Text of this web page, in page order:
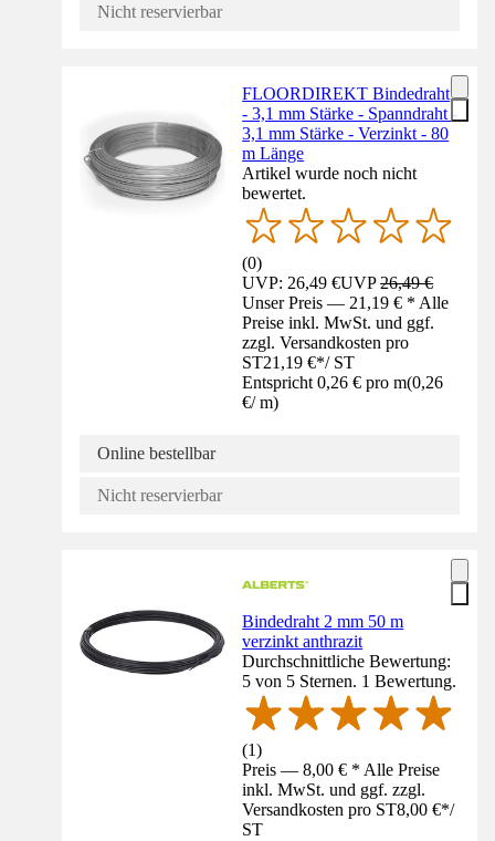
Nicht reservierbar
FLOORDIREKT Bindedraht
- 3,1 mm Stärke - Spanndraht -
3,1 mm Stärke - Verzinkt - 80
m Länge
Artikel wurde noch nicht
bewertet.
(0)
UVP: 26,49 €UVP26,49 €
Unser Preis — 21,19 € * Alle
Preise inkl. MwSt. und ggf.
zzgl. Versandkosten pro
ST21,19 €*/ ST
Entspricht 0,26 € pro m(0,26
€/ m)
Online bestellbar
Nicht reservierbar
Bindedraht 2 mm 50 m
verzinkt anthrazit
Durchschnittliche Bewertung:
5 von 5 Sternen. 1 Bewertung.
(1)
Preis — 8,00 € * Alle Preise
inkl. MwSt. und ggf. zzgl.
Versandkosten pro ST8,00 €*/
ST